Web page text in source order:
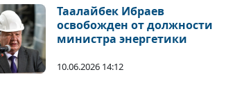
Таалайбек Ибраев
освобожден от должности
министра энергетики
10.06.2026 14:12